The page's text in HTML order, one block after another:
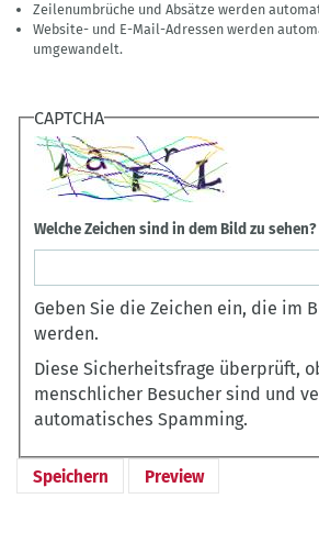
Zeilenumbrüche und Absätze werden
Website- und E-Mail-Adressen werden
umgewandelt.
CAPTCHA
Welche Zeichen sind in dem Bild zu sehen?
Geben Sie die Zeichen ein, die im
werden.
Diese Sicherheitsfrage überprüft,
menschlicher Besucher sind und
automatisches Spamming.